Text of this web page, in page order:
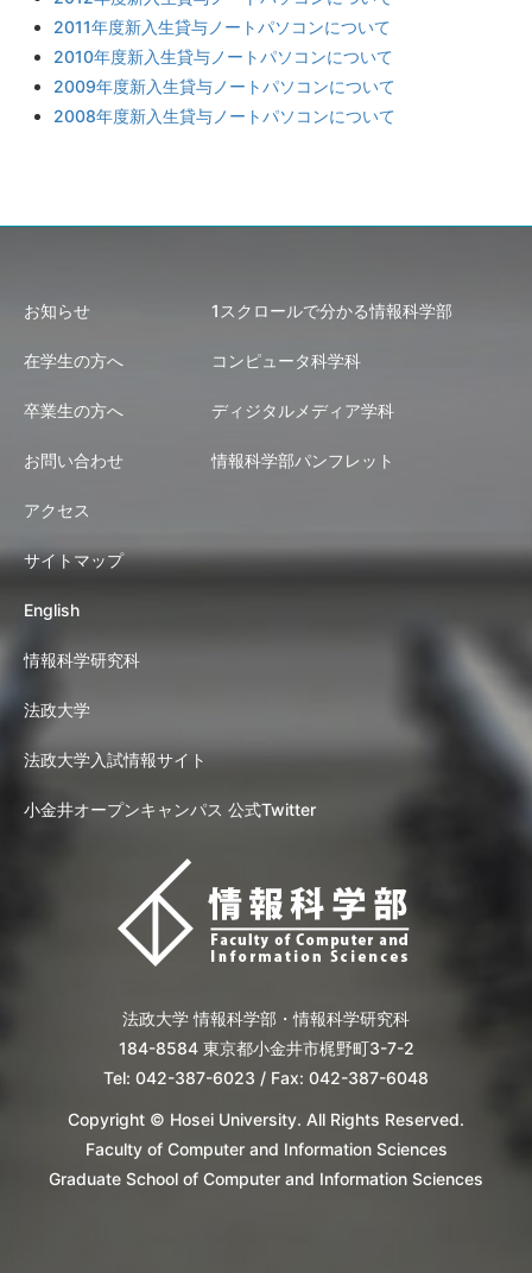
2011年度新入生貸与ノートパソコンについて
2010年度新入生貸与ノートパソコンについて
2009年度新入生貸与ノートパソコンについて
2008年度新入生貸与ノートパソコンについて
お知らせ
在学生の方へ
卒業生の方へ
お問い合わせ
アクセス
サイトマップ
English
1スクロールで分かる情報科学部
コンピュータ科学科
ディジタルメディア学科
情報科学部パンフレット
情報科学研究科
法政大学
法政大学入試情報サイト
小金井オープンキャンパス 公式Twitter
法政大学 情報科学部・情報科学研究科
184-8584 東京都小金井市梶野町3-7-2
Tel: 042-387-6023 / Fax: 042-387-6048
Copyright © Hosei University. All Rights Reserved.
Faculty of Computer and Information Sciences
Graduate School of Computer and Information Sciences